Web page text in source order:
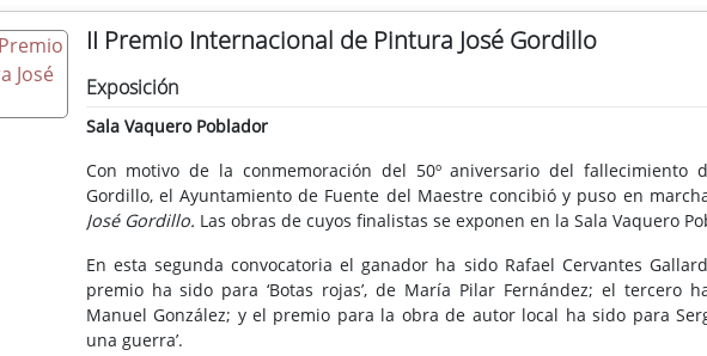
II Premio Internacional de Pintura José Gordillo
Exposición
Sala Vaquero Poblador
Con motivo de la conmemoración del 50º aniversario del fallecimiento
Gordillo, el Ayuntamiento de Fuente del Maestre concibió y puso en
José Gordillo. Las obras de cuyos finalistas se exponen en la Sala Vaquero
En esta segunda convocatoria el ganador ha sido Rafael Cervantes
premio ha sido para ‘Botas rojas’, de María Pilar Fernández; el tercero
Manuel González; y el premio para la obra de autor local ha sido para
una guerra’.